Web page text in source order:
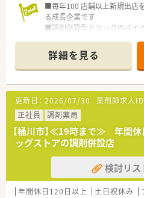
■毎年100 店舗以上新規出店
る成長企業です
■調剤併設型ドラッグのパイオ
■研修制度は様々なプランが
講可能な研修も幅広く用意さ
■店舗で活躍する従業員、社
となる従業員など、薬剤師と
を用意されています
■総合薬剤師・調剤薬剤師（土
の働き方を選択できます
■調剤併設型だけでなく「医療
地内薬局」「訪問調剤特化型
ます
■在宅医療にも積極的取り組
50店舗以上、無菌調剤室は業
■「プラチナくるみん認定企業
法人部門）認定」等を取得し
詳細を見る
更新日： 2026/07/30 薬剤師求人ID
正社員
調剤薬局
【桶川市】≪19時まで≫ 年間
ッグストアの調剤併設店
検討リス
年間休日120日以上 土日祝休み